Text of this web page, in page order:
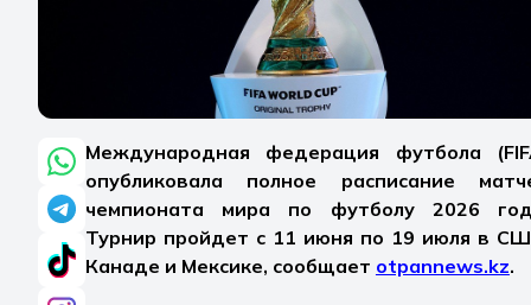
Международная федерация футбола
опубликовала полное расписание
чемпионата мира по футболу 2026
Турнир пройдет с 11 июня по 19 июля в
Канаде и Мексике, сообщает otpannews.kz.